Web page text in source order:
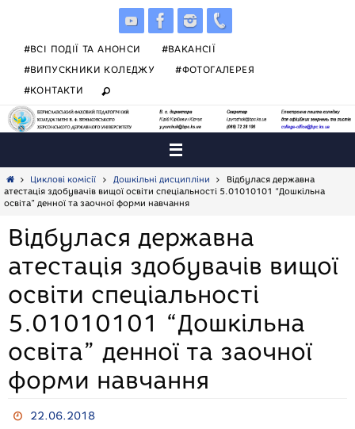
#ВСІ ПОДІЇ ТА АНОНСИ
#ВАКАНСІЇ
#ВИПУСКНИКИ КОЛЕДЖУ
#ФОТОГАЛЕРЕЯ
#КОНТАКТИ
HomeЦиклові комісії Дошкільні дисципліни
Відбулася державна
атестація здобувачів вищої освіти спеціальності 5.01010101 “Дошкільна
освіта” денної та заочної форми навчання
Відбулася державна
атестація здобувачів вищої
освіти спеціальності
5.01010101 “Дошкільна
освіта” денної та заочної
форми навчання
22.06.2018